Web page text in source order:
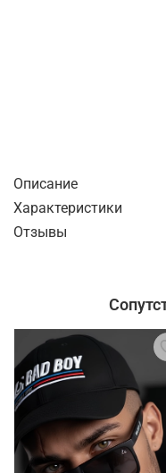
Описание
Характеристики
Отзывы